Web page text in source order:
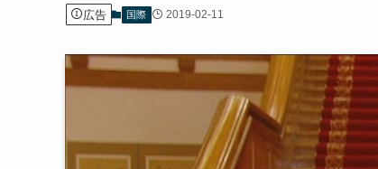
広告 国際 2019-02-11